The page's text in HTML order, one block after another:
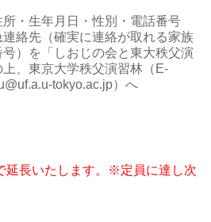
・生年月日・性別・電話番号
連絡先（確実に連絡が取れる家族
）を「しおじの会と東大秩父演
、東京大学秩父演習林（E-
tokyo.ac.jp）へ
長いたします。
※定員に達し次